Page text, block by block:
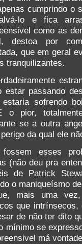
cumprindo o
lo e fica
como as
destoa por
que em geral
tranquilizantes.
estar passando
sofrendo
o pior,
se a outra
da qual ele
fossem esses
(não deu pra
de Patrick
o maniqueísmo
mais uma
que
de não ter dito
mínimo se
má